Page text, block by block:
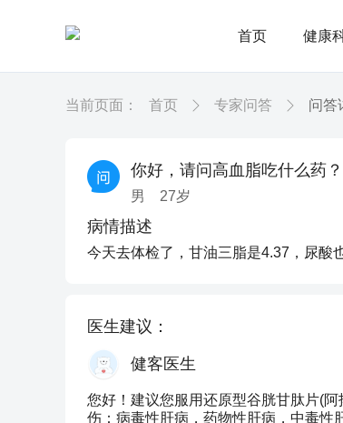
首页 健康
当前页面： 首页 专家问答 问答
你好，请问高血脂吃什么药？
男 27岁
病情描述
今天去体检了，甘油三脂是4.37，尿酸
医生建议：
健客医生
您好！建议您服用还原型谷胱甘肽片(
伤：病毒性肝病，药物性肝病，中毒性